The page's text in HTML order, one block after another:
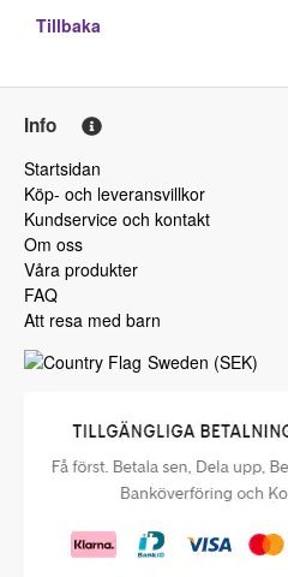
Tillbaka
Info
Startsidan
Köp- och leveransvillkor
Kundservice och kontakt
Om oss
Våra produkter
FAQ
Att resa med barn
Sweden (SEK)